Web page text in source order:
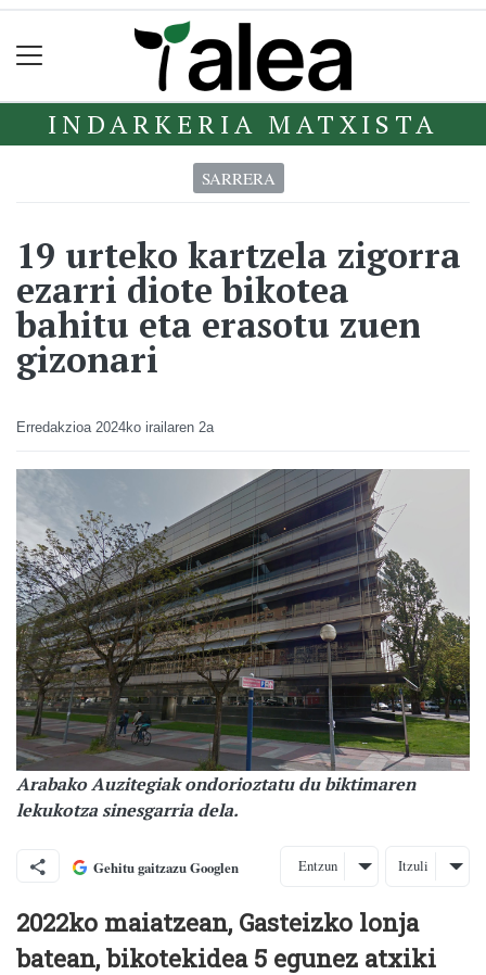
INDARKERIA MATXISTA
SARRERA
19 urteko kartzela zigorra
ezarri diote bikotea
bahitu eta erasotu zuen
gizonari
Erredakzioa 2024ko irailaren 2a
Arabako Auzitegiak ondorioztatu du biktimaren
lekukotza sinesgarria dela.
Gehitu gaitzazu Googlen Entzun Itzuli
2022ko maiatzean, Gasteizko lonja
batean, bikotekidea 5 egunez atxiki